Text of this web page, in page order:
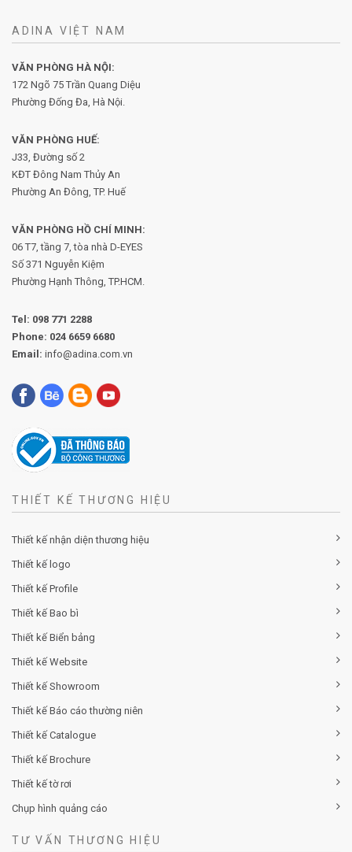
ADINA VIỆT NAM
VĂN PHÒNG HÀ NỘI:
172 Ngõ 75 Trần Quang Diệu
Phường Đống Đa, Hà Nội.
VĂN PHÒNG HUẾ:
J33, Đường số 2
KĐT Đông Nam Thủy An
Phường An Đông, TP. Huế
VĂN PHÒNG HỒ CHÍ MINH:
06 T7, tầng 7, tòa nhà D-EYES
Số 371 Nguyễn Kiệm
Phường Hạnh Thông, TP.HCM.
Tel: 098 771 2288
Phone: 024 6659 6680
Email: info@adina.com.vn
THIẾT KẾ THƯƠNG HIỆU
Thiết kế nhận diện thương hiệu
Thiết kế logo
Thiết kế Profile
Thiết kế Bao bì
Thiết kế Biển bảng
Thiết kế Website
Thiết kế Showroom
Thiết kế Báo cáo thường niên
Thiết kế Catalogue
Thiết kế Brochure
Thiết kế tờ rơi
Chụp hình quảng cáo
TƯ VẤN THƯƠNG HIỆU